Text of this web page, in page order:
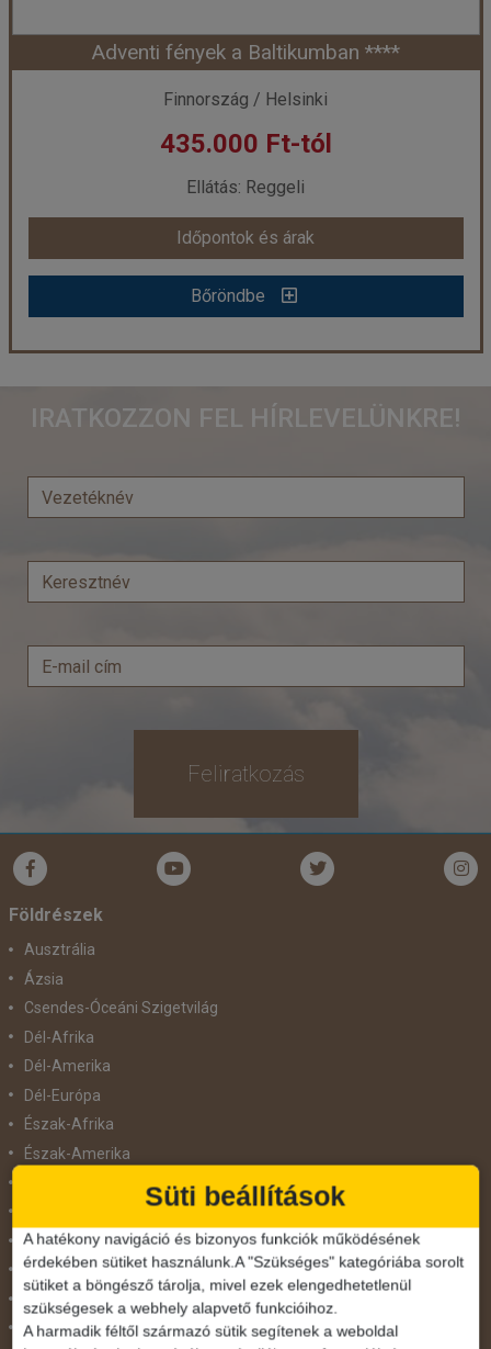
Időpont: 2026-10-22 | 4 éj
már 415.000 Ft-tól
Időpontok és árak
Bőröndbe
Adventi fények a Baltikumban ****
Finnország / Helsinki
435.000 Ft-tól
Ellátás: Reggeli
Időpontok és árak
Bőröndbe
Város:Helsinki
Időtartam:4 éj
már 435.000 Ft-tól
Időpontok és árak
IRATKOZZON FEL HÍRLEVELÜNKRE!
Feliratkozás
Földrészek
Ausztrália
Ázsia
Csendes-Óceáni Szigetvilág
Dél-Afrika
Dél-Amerika
Dél-Európa
Észak-Afrika
Észak-Amerika
Kelet-Európa
Közel-Kelet
Közép-Amerika
Közép-Európa
Süti beállítások
A hatékony navigáció és bizonyos funkciók működésének
érdekében sütiket használunk.A "Szükséges" kategóriába sorolt
sütiket a böngésző tárolja, mivel ezek elengedhetetlenül
szükségesek a webhely alapvető funkcióihoz.
A harmadik féltől származó sütik segítenek a weboldal